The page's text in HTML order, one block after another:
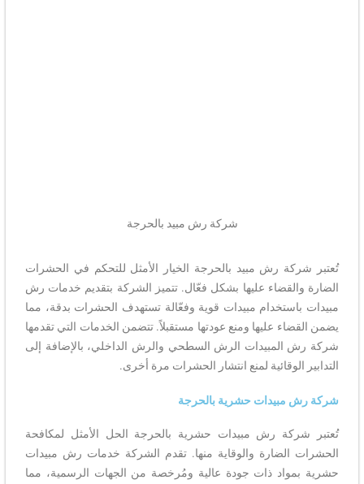
شركة رش مبيد بالحرجة
تُعتبر شركة رش مبيد بالحرجة الخيار الأمثل للتحكم في الحشرات
الضارة والقضاء عليها بشكل فعّال. تتميز الشركة بتقديم خدمات رش
مبيدات باستخدام مبيدات قوية وفعّالة تستهدف الحشرات بدقة، مما
يضمن القضاء عليها ومنع عودتها مستقبلاً. تتضمن الخدمات التي تقدمها
شركة رش المبيدات الرش السطحي والرش الداخلي، بالإضافة إلى
التدابير الوقائية لمنع انتشار الحشرات مرة أخرى.
شركة رش مبيدات حشرية بالحرجة
تُعتبر شركة رش مبيدات حشرية بالحرجة الحل الأمثل لمكافحة
الحشرات الضارة والوقاية منها. تقدم الشركة خدمات رش مبيدات
حشرية بمواد ذات جودة عالية ومُرخصة من الجهات الرسمية، مما